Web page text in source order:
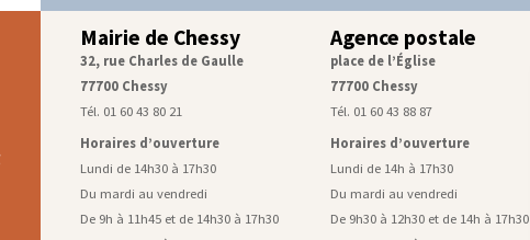
Mairie de Chessy
32, rue Charles de Gaulle
77700 Chessy
Tél. 01 60 43 80 21
Horaires d’ouverture
Lundi de 14h30 à 17h30
Du mardi au vendredi
De 9h à 11h45 et de 14h30 à 17h30
Agence postale
place de l’Église
77700 Chessy
Tél. 01 60 43 88 87
Horaires d’ouverture
Lundi de 14h à 17h30
Du mardi au vendredi
De 9h30 à 12h30 et de 14h à 17h30